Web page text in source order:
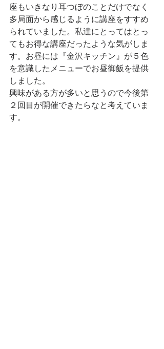
座もいきなり耳つぼのことだけでなく
多局面から感じるように講座をすすめ
られていました。私達にとってはとっ
てもお得な講座だったような気がしま
す。お昼には『金沢キッチン』が５色
を意識したメニューでお昼御飯を提供
しました。
興味がある方が多いと思うので今後第
２回目が開催できたらなと考えていま
す。